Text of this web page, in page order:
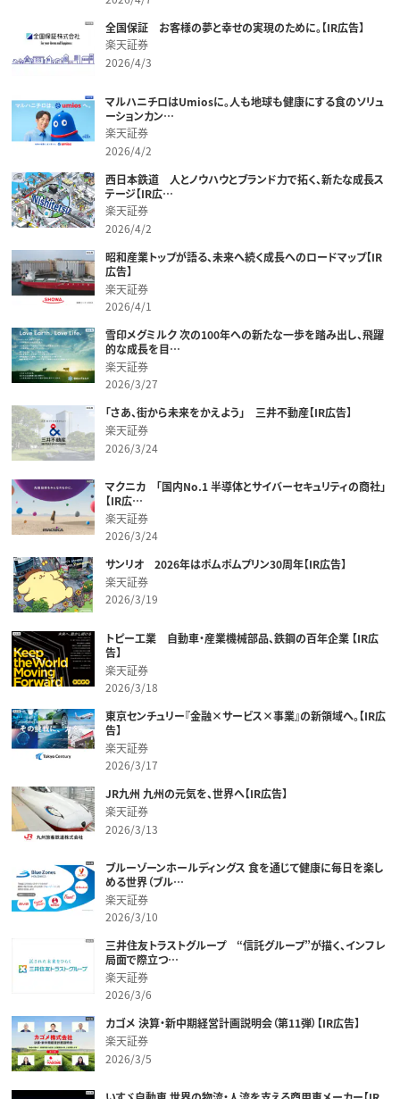
全国保証 お客様の夢と幸せの実現のために。【IR広告】
楽天証券
2026/4/3
マルハニチロはUmiosに。人も地球も健康にする食のソリュ
ーションカン…
楽天証券
2026/4/2
西日本鉄道 人とノウハウとブランド力で拓く、新たな成長ス
テージ【IR広…
楽天証券
2026/4/2
昭和産業トップが語る、未来へ続く成長へのロードマップ【IR
広告】
楽天証券
2026/4/1
雪印メグミルク 次の100年への新たな一歩を踏み出し、飛躍
的な成長を目…
楽天証券
2026/3/27
「さあ、街から未来をかえよう」 三井不動産【IR広告】
楽天証券
2026/3/24
マクニカ 「国内No.1 半導体とサイバーセキュリティの商社」
【IR広…
楽天証券
2026/3/24
サンリオ 2026年はポムポムプリン30周年【IR広告】
楽天証券
2026/3/19
トピー工業 自動車・産業機械部品、鉄鋼の百年企業 【IR広
告】
楽天証券
2026/3/18
東京センチュリー『金融×サービス×事業』の新領域へ。【IR広
告】
楽天証券
2026/3/17
JR九州 九州の元気を、世界へ【IR広告】
楽天証券
2026/3/13
ブルーゾーンホールディングス 食を通じて健康に毎日を楽し
める世界（ブル…
楽天証券
2026/3/10
三井住友トラストグループ “信託グループ”が描く、インフレ
局面で際立つ…
楽天証券
2026/3/6
カゴメ 決算・新中期経営計画説明会（第11弾）【IR広告】
楽天証券
2026/3/5